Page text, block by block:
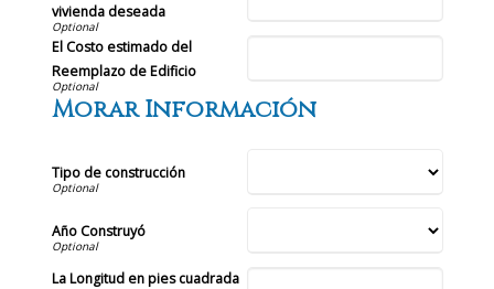
vivienda deseada
El Costo estimado del
Reemplazo de Edificio
Morar Información
Tipo de construcción
Año Construyó
La Longitud en pies cuadrada